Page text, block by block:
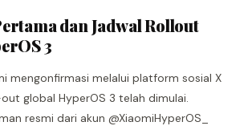
dan Jadwal Rollout
3
mengonfirmasi melalui platform sosial X
global HyperOS 3 telah dimulai.
resmi dari akun @XiaomiHyperOS_